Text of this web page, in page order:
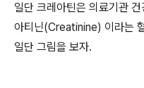
일단 크레아틴은 의료기관
아티닌(Creatinine) 이라는
일단 그림을 보자.